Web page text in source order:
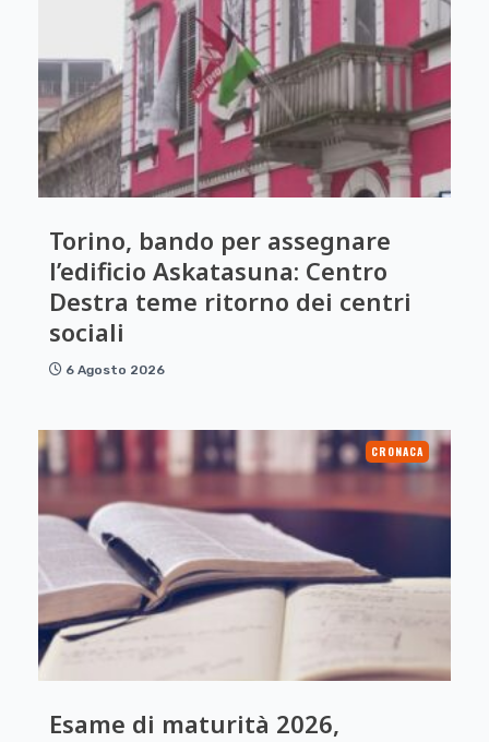
Torino, bando per assegnare
l’edificio Askatasuna: Centro
Destra teme ritorno dei centri
sociali
6 Agosto 2026
CRONACA
Esame di maturità 2026,